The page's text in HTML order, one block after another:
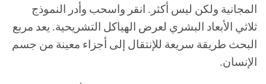
المجانية ولكن ليس أكثر. انقر واسحب وأدر النموذج
ثلاثي الأبعاد البشري لعرض الهياكل التشريحية. يعد مربع
البحث طريقة سريعة للإنتقال إلى أجزاء معينة من جسم
الإنسان.